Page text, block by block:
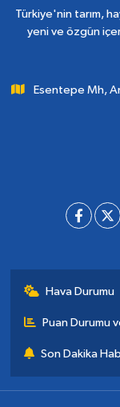
Türkiye'nin tarım,
yeni ve özgün
Esentepe Mh,
Hava Durumu
Puan Durumu
Son Dakika